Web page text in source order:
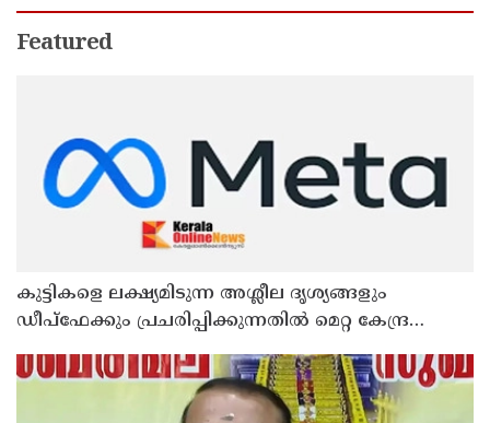
Featured
കുട്ടികളെ ലക്ഷ്യമിടുന്ന അശ്ലീല ദൃശ്യങ്ങളും
ഡീപ്ഫേക്കും പ്രചരിപ്പിക്കുന്നതില്‍ മെറ്റ കേന്ദ്രത്തോട്